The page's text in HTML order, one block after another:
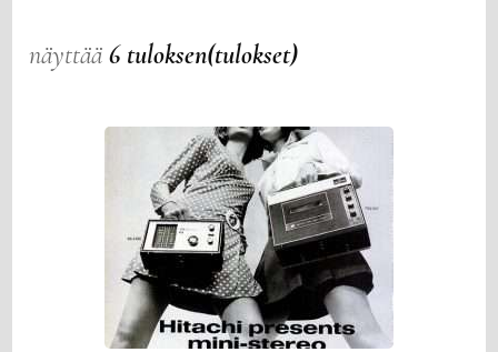
näyttää6 tuloksen(tulokset)